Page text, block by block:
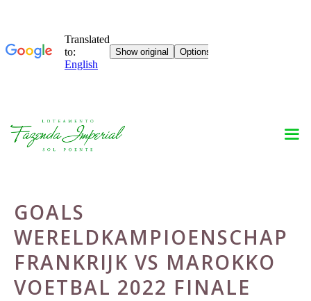
Skip
GOALS
WERELDKAMPIOENSCHAP
FRANKRIJK VS MAROKKO
VOETBAL 2022 FINALE